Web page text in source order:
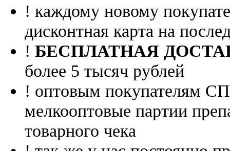
! каждому новому
дисконтная карта на
! БЕСПЛАТНАЯ
более 5 тысяч рублей
! оптовым покупателям
мелкооптовые партии
товарного чека